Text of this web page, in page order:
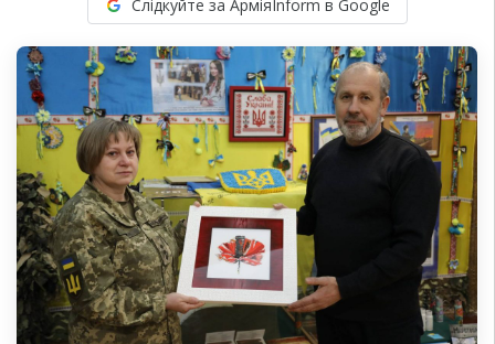
Слідкуйте за АрміяInform в Google